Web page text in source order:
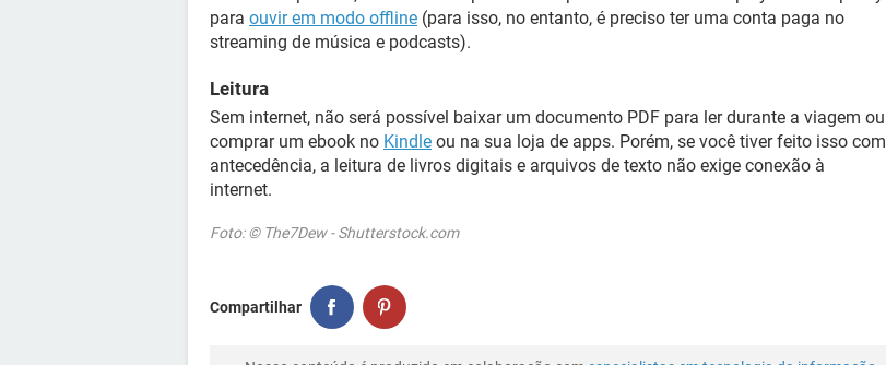
para ouvir em modo offline (para isso, no entanto, é preciso ter uma conta paga no
streaming de música e podcasts).
Leitura
Sem internet, não será possível baixar um documento PDF para ler durante a viagem ou
comprar um ebook no Kindle ou na sua loja de apps. Porém, se você tiver feito isso com
antecedência, a leitura de livros digitais e arquivos de texto não exige conexão à
internet.
Foto: © The7Dew - Shutterstock.com
Compartilhar